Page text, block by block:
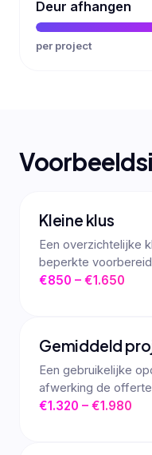
Deur afhangen
per project
Kleine klus
Een overzichtelijke
beperkte
€850 – €1.650
Gemiddeld
Een gebruikelijke
afwerking de
€1.320 – €1.980